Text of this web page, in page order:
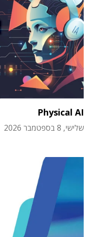
Physical AI
שלישי, 8 בספטמבר 2026